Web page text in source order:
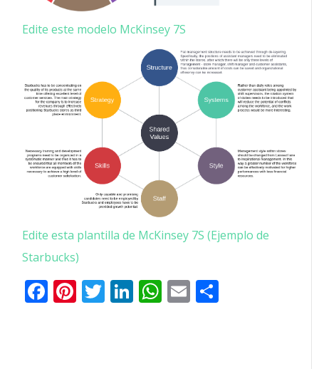
Edite este modelo McKinsey 7S
Edite esta plantilla de McKinsey 7S (Ejemplo de
Starbucks)
Facebook
Pinterest
Twitter
LinkedIn
WhatsApp
Email